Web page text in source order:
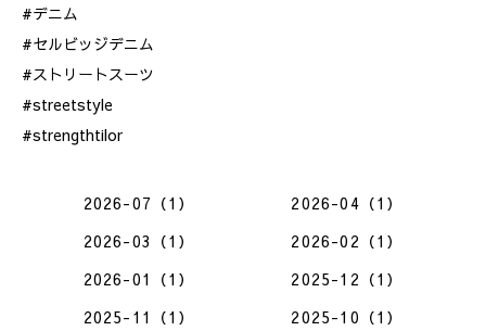
#デニム
#セルビッジデニム
#ストリートスーツ
#streetstyle
#strengthtilor
2026-07（1）
2026-04（1）
2026-03（1）
2026-02（1）
2026-01（1）
2025-12（1）
2025-11（1）
2025-10（1）